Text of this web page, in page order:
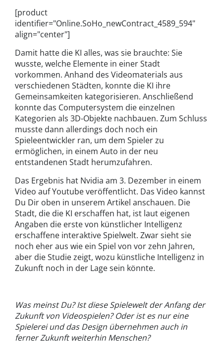
[product
identifier="Online.SoHo_newContract_4589_594"
align="center"]
Damit hatte die KI alles, was sie brauchte: Sie
wusste, welche Elemente in einer Stadt
vorkommen. Anhand des Videomaterials aus
verschiedenen Städten, konnte die KI ihre
Gemeinsamkeiten kategorisieren. Anschließend
konnte das Computersystem die einzelnen
Kategorien als 3D-Objekte nachbauen. Zum Schluss
musste dann allerdings doch noch ein
Spieleentwickler ran, um dem Spieler zu
ermöglichen, in einem Auto in der neu
entstandenen Stadt herumzufahren.
Das Ergebnis hat Nvidia am 3. Dezember in einem
Video auf Youtube veröffentlicht. Das Video kannst
Du Dir oben in unserem Artikel anschauen. Die
Stadt, die die KI erschaffen hat, ist laut eigenen
Angaben die erste von künstlicher Intelligenz
erschaffene interaktive Spielwelt. Zwar sieht sie
noch eher aus wie ein Spiel von vor zehn Jahren,
aber die Studie zeigt, wozu künstliche Intelligenz in
Zukunft noch in der Lage sein könnte.
Was meinst Du? Ist diese Spielewelt der Anfang der
Zukunft von Videospielen? Oder ist es nur eine
Spielerei und das Design übernehmen auch in
ferner Zukunft weiterhin Menschen?